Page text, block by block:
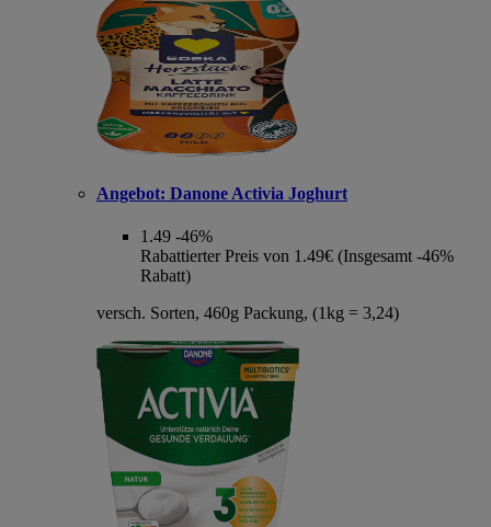
Angebot: Danone Activia Joghurt
1.49 -46%
Rabattierter Preis von 1.49€ (Insgesamt -46%
Rabatt)
versch. Sorten, 460g Packung, (1kg = 3,24)